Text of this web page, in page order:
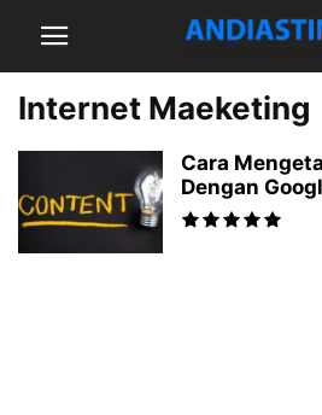
Internet Maeketing
Cara
Dengan